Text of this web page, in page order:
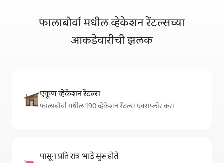
फालाबोर्वा मधील व्हेकेशन रेंटल्सच्या
आकडेवारीची झलक
एकूण व्हेकेशन रेंटल्स
फालाबोर्वा मधील 190 व्हेकेशन रेंटल्स एक्सप्लोर करा
पासून प्रति रात्र भाडे सुरू होते